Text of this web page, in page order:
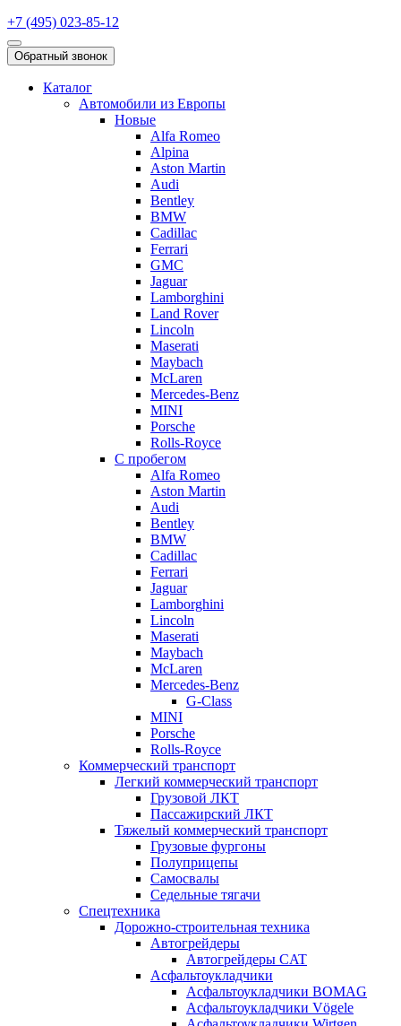
+7 (495) 023-85-12
Обратный звонок
Каталог
Автомобили из Европы
Новые
Alfa Romeo
Alpina
Aston Martin
Audi
Bentley
BMW
Cadillac
Ferrari
GMC
Jaguar
Lamborghini
Land Rover
Lincoln
Maserati
Maybach
McLaren
Mercedes-Benz
MINI
Porsche
Rolls-Royce
С пробегом
Alfa Romeo
Aston Martin
Audi
Bentley
BMW
Cadillac
Ferrari
Jaguar
Lamborghini
Lincoln
Maserati
Maybach
McLaren
Mercedes-Benz
G-Class
MINI
Porsche
Rolls-Royce
Коммерческий транспорт
Легкий коммерческий транспорт
Грузовой ЛКТ
Пассажирский ЛКТ
Тяжелый коммерческий транспорт
Грузовые фургоны
Полуприцепы
Самосвалы
Седельные тягачи
Спецтехника
Дорожно-строительная техника
Автогрейдеры
Автогрейдеры CAT
Асфальтоукладчики
Асфальтоукладчики BOMAG
Асфальтоукладчики Vögele